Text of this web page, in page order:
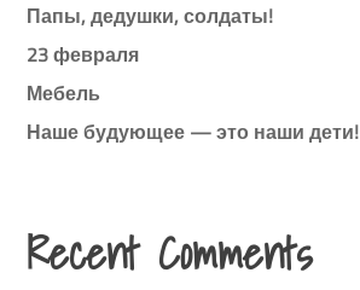
Папы, дедушки, солдаты!
23 февраля
Мебель
Наше будующее — это наши дети!
Recent Comments